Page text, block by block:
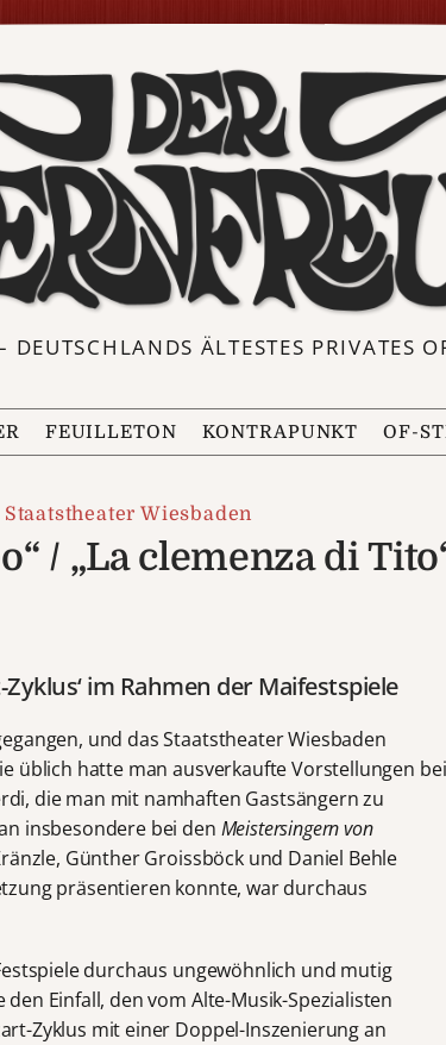
DEUTSCHLANDS ÄLTESTES PRIVATES
FEUILLETON KONTRAPUNKT OF-
Wiesbaden
/ „La clemenza di
im Rahmen der Maifestspiele
und das Staatstheater Wiesbaden
üblich hatte man ausverkaufte Vorstellungen bei
die man mit namhaften Gastsängern zu
insbesondere bei den Meistersingern von
Günther Groissböck und Daniel Behle
präsentieren konnte, war durchaus
durchaus ungewöhnlich und mutig
Einfall, den vom Alte-Musik-Spezialisten
Zyklus mit einer Doppel-Inszenierung an